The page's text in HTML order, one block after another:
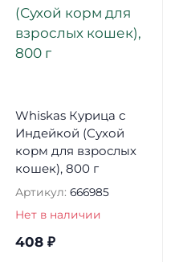
Whiskas Курица с
Индейкой (Сухой
корм для взрослых
кошек), 800 г
Артикул: 666985
Нет в наличии
408 ₽